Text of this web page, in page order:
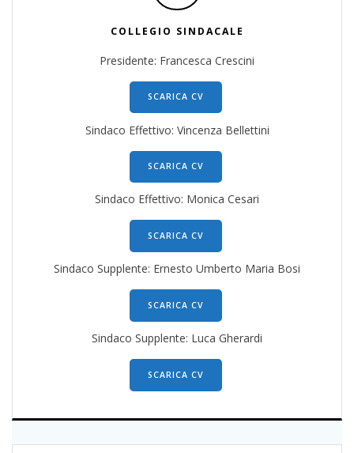
COLLEGIO SINDACALE
Presidente: Francesca Crescini
SCARICA CV
Sindaco Effettivo: Vincenza Bellettini
SCARICA CV
Sindaco Effettivo: Monica Cesari
SCARICA CV
Sindaco Supplente: Ernesto Umberto Maria Bosi
SCARICA CV
Sindaco Supplente: Luca Gherardi
SCARICA CV